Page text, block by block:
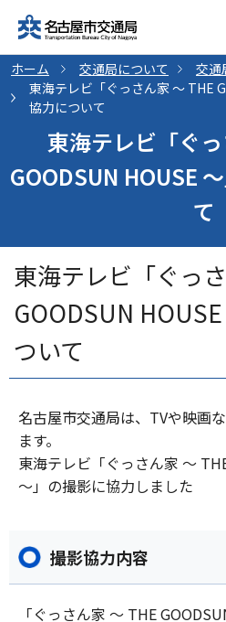
ホーム 交通局について
交通
東海テレビ「ぐっさん家 ～ THE
協力について
東海テレビ「ぐ
GOODSUN HOUSE
て
東海テレビ「ぐっ
GOODSUN
ついて
名古屋市交通局は、TVや映画
ます。
東海テレビ「ぐっさん家 ～
～」の撮影に協力しました
撮影協力内容
「ぐっさん家 ～ THE